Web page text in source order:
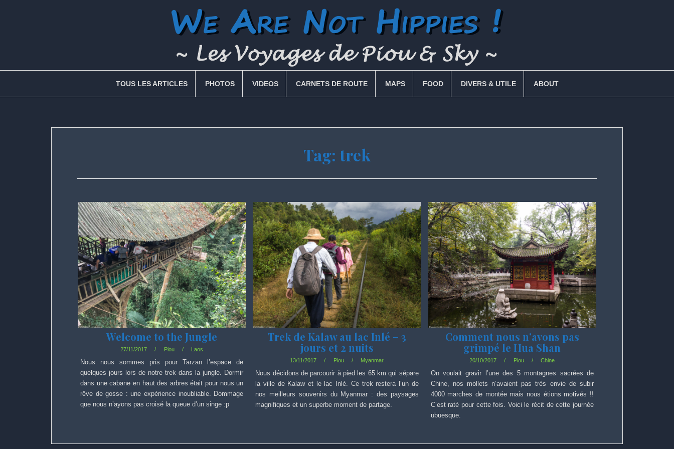
TOUS LES ARTICLES PHOTOS VIDEOS CARNETS DE ROUTE MAPS FOOD DIVERS & UTILE ABOUT
Tag: trek
Welcome to the Jungle
27/11/2017 Piou Laos
Nous nous sommes pris pour Tarzan l’espace de
quelques jours lors de notre trek dans la jungle. Dormir
dans une cabane en haut des arbres était pour nous un
rêve de gosse : une expérience inoubliable. Dommage
que nous n’ayons pas croisé la queue d’un singe :p
Trek de Kalaw au lac Inlé – 3
jours et 2 nuits
13/11/2017 Piou Myanmar
Nous décidons de parcourir à pied les 65 km qui sépare
la ville de Kalaw et le lac Inlé. Ce trek restera l’un de
nos meilleurs souvenirs du Myanmar : des paysages
magnifiques et un superbe moment de partage.
Comment nous n’avons pas
grimpé le Hua Shan
20/10/2017 Piou Chine
On voulait gravir l’une des 5 montagnes sacrées de
Chine, nos mollets n’avaient pas très envie de subir
4000 marches de montée mais nous étions motivés !!
C’est raté pour cette fois. Voici le récit de cette journée
ubuesque.